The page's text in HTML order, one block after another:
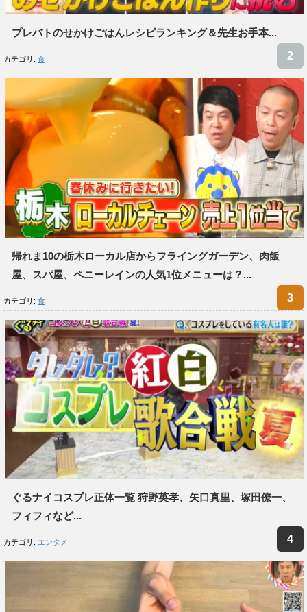
プレバトのせかけごはんレシピランキング＆先生お手本...
カテゴリ: 食
帰れま10の栃木ローカル店からフライングガーデン、肉飯
屋、スパ屋、ペニーレインの人気1位メニューは？...
カテゴリ: 食
ぐるナイコスプレ正体一覧 狩野英孝、矢口真里、塚田僚一、
フィフィなど...
カテゴリ: エンタメ